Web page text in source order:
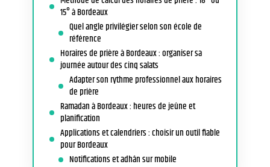
15° à Bordeaux
Quel angle privilégier selon son école de
référence
Horaires de prière à Bordeaux : organiser sa
journée autour des cinq salats
Adapter son rythme professionnel aux horaires
de prière
Ramadan à Bordeaux : heures de jeûne et
planification
Applications et calendriers : choisir un outil fiable
pour Bordeaux
Notifications et adhân sur mobile